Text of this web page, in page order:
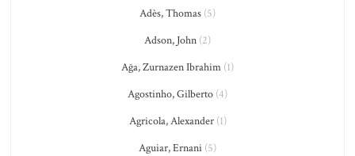
Adès, Thomas (5)
Adson, John (2)
Ağa, Zurnazen Ibrahim (1)
Agostinho, Gilberto (4)
Agricola, Alexander(1)
Aguiar, Ernani (5)